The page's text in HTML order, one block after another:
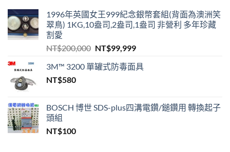
1996年英國女王999紀念銀幣套組(背面為澳洲笑
翠鳥) 1KG,10盎司,2盎司,1盎司 非營利 多年珍藏
割愛
NT$200,000 原
價
NT$99,999目
價
3M™ 3200 單罐式防毒面具
NT$580
BOSCH 博世 SDS-plus四溝電鑽/鎚鑽用 轉換起子
頭組
NT$100